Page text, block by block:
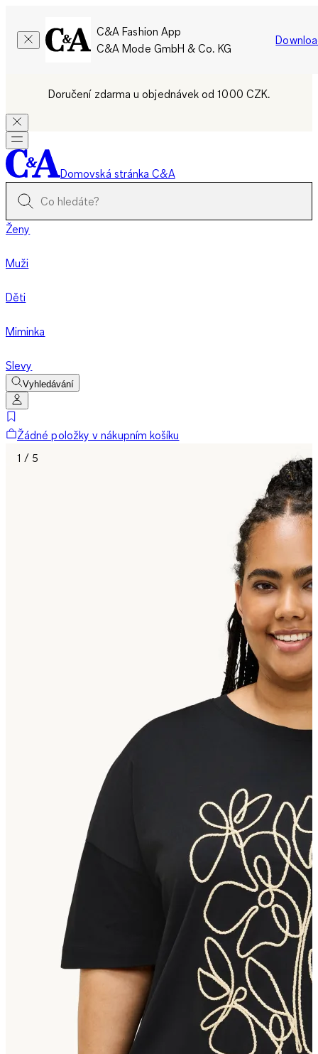
C&A Fashion App
C&A Mode GmbH & Co. KG
Doručení zdarma u objednávek od 1000 CZK.
Domovská stránka C&A
Ženy
Muži
Děti
Miminka
Slevy
Vyhledávání
Žádné položky v nákupním košíku
1 / 5